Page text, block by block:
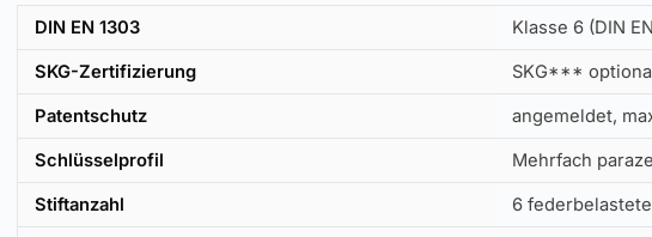
DIN EN 1303 Klasse 6 (DIN
SKG-Zertifizierung SKG***
Patentschutz angemeldet,
Schlüsselprofil Mehrfach
Stiftanzahl 6